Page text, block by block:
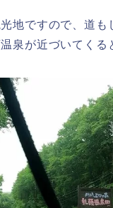
地ですので、道も
泉が近づいてくる